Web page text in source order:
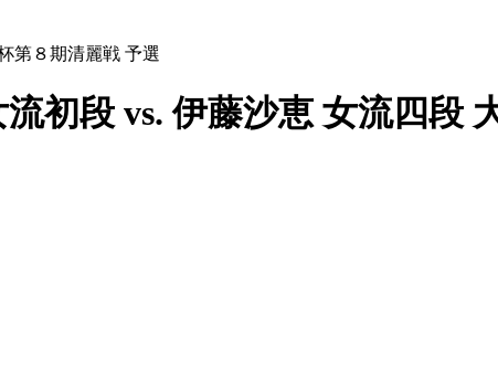
第８期清麗戦 予選
初段 vs. 伊藤沙恵 女流四段